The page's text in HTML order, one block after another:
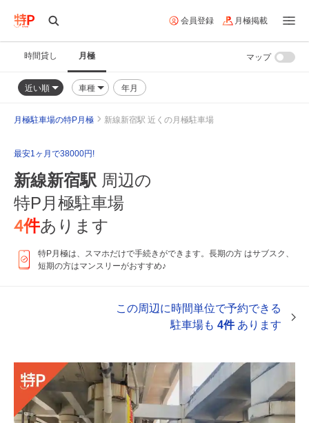
会員登録 月極掲載
時間貸し 月極
近い順 車種 年月
マップ
月極駐車場の特P月極 新線新宿駅 近くの月極駐車場
最安1ヶ月で38000円!
新線新宿駅 周辺の
特P月極駐車場
4件あります
特P月極は、スマホだけで手続きができます。長期の方 はサブスク、
短期の方はマンスリーがおすすめ♪
この周辺に時間単位で予約できる
駐車場も 4件あります